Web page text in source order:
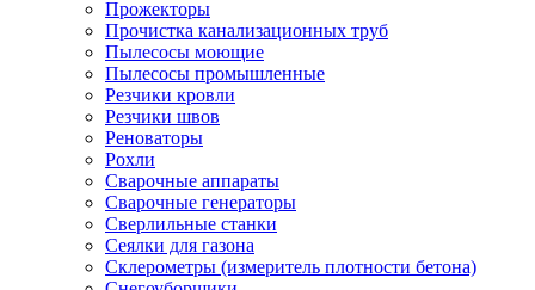
Прожекторы
Прочистка канализационных труб
Пылесосы моющие
Пылесосы промышленные
Резчики кровли
Резчики швов
Реноваторы
Рохли
Сварочные аппараты
Сварочные генераторы
Сверлильные станки
Сеялки для газона
Склерометры (измеритель плотности бетона)